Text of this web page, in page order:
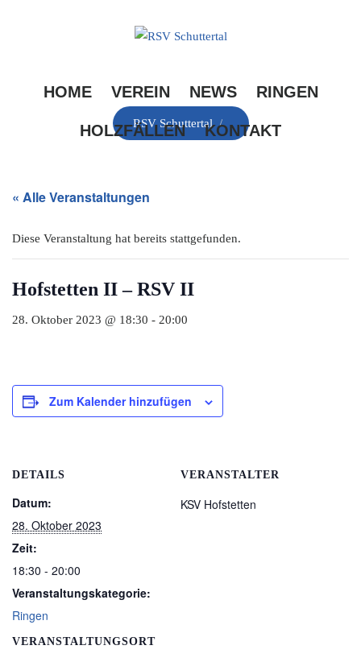
HOME VEREIN NEWS RINGEN
HOLZFÄLLEN KONTAKT
RSV Schuttertal /
« Alle Veranstaltungen
Diese Veranstaltung hat bereits stattgefunden.
Hofstetten II – RSV II
28. Oktober 2023 @ 18:30 - 20:00
Zum Kalender hinzufügen
DETAILS
Datum:
28. Oktober 2023
Zeit:
18:30 - 20:00
Veranstaltungskategorie:
Ringen
VERANSTALTUNGSORT
VERANSTALTER
KSV Hofstetten